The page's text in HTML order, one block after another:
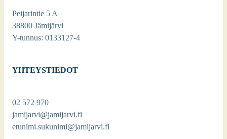
Peijarintie 5 A
38800 Jämijärvi
Y-tunnus: 0133127-4
YHTEYSTIEDOT
02 572 970
jamijarvi@jamijarvi.fi
etunimi.sukunimi@jamijarvi.fi